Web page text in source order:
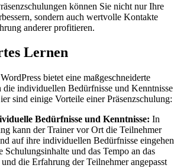
können Sie nicht nur Ihre
sondern auch wertvolle Kontakte
anderer profitieren.
Lernen
bietet eine maßgeschneiderte
die individuellen Bedürfnisse und Kenntnisse
sind einige Vorteile einer Präsenzschulung:
Bedürfnisse und Kenntnisse: In
kann der Trainer vor Ort die Teilnehmer
auf ihre individuellen Bedürfnisse
Schulungsinhalte und das Tempo an das
die Erfahrung der Teilnehmer angepasst